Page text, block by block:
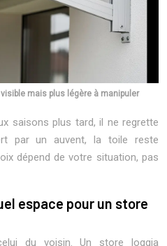
mais plus légère à manipuler
saisons plus tard, il ne regrette
par un auvent, la toile reste
dépend de votre situation, pas
espace pour un store
du voisin. Un store loggia